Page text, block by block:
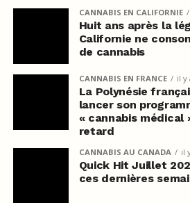
CANNABIS EN CALIFORNIE
Huit ans après la
Californie ne
de cannabis
CANNABIS EN FRANCE il y
La Polynésie
lancer son
« cannabis médical
retard
CANNABIS AU CANADA il
Quick Hit Juillet
ces dernières